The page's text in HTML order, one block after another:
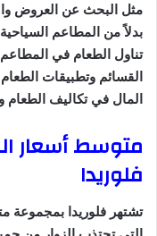
مثل البحث عن العروض
بدلاً من المطاعم
تناول الطعام في
القسائم وتطبيقات
المال في تكاليف الطعام
متوسط أسعار
فلوريدا
تشتهر فلوريدا بمجموعة